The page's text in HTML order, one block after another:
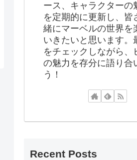
ース、キャラクターの
を定期的に更新し、皆
緒にマーベルの世界を
いきたいと思います。
をチェックしながら、
の魅力を存分に語り合
う！
Recent Posts